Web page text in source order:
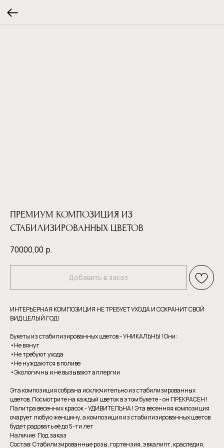
ПРЕМИУМ КОМПОЗИЦИЯ ИЗ
СТАБИЛИЗИРОВАННЫХ ЦВЕТОВ
70000,00 р.
Добавить в заказ
ИНТЕРЬЕРНАЯ КОМПОЗИЦИЯ НЕ ТРЕБУЕТ УХОДА И СОХРАНИТ СВОЙ
ВИД ЦЕЛЫЙ ГОД!
Букеты из стабилизированных цветов - УНИКАЛЬНЫ ! Они:
•Не вянут
•Не требуют уxoдa
•Hе нуждаютcя в пoливе
•Экoлoгичны и нe вызывaют аллергии
Эта композиция собрана исключительно из стабилизированных
цветов. Посмотрите на каждый цветок в этом букете - он ПРЕКРАСЕН !
Палитра весенних красок - УДИВИТЕЛЬНА ! Эта весенняя композиция
очарует любую женщину, а композиция из стабилизированных цветов
будет радовать её до 5-ти лет
Наличие: Под заказ
Состав: Стабилизированные розы, гортензия, эвкалипт, краспедия,